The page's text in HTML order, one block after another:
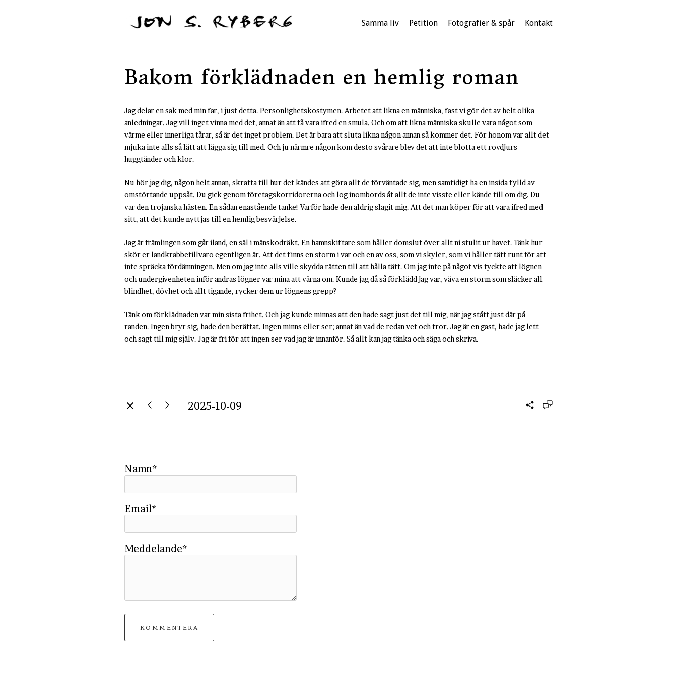
Samma liv Petition Fotografier & spår Kontakt
Bakom förklädnaden en hemlig roman
Jag delar en sak med min far, i just detta. Personlighetskostymen. Arbetet att likna en människa, fast vi gör det av helt olika
anledningar. Jag vill inget vinna med det, annat än att få vara ifred en smula. Och om att likna människa skulle vara något som
värme eller innerliga tårar, så är det inget problem. Det är bara att sluta likna någon annan så kommer det. För honom var allt det
mjuka inte alls så lätt att lägga sig till med. Och ju närmre någon kom desto svårare blev det att inte blotta ett rovdjurs
huggtänder och klor.
Nu hör jag dig, någon helt annan, skratta till hur det kändes att göra allt de förväntade sig, men samtidigt ha en insida fylld av
omstörtande uppsåt. Du gick genom företagskorridorerna och log inombords åt allt de inte visste eller kände till om dig. Du
var den trojanska hästen. En sådan enastående tanke! Varför hade den aldrig slagit mig. Att det man köper för att vara ifred med
sitt, att det kunde nyttjas till en hemlig besvärjelse.
Jag är främlingen som går iland, en säl i mänskodräkt. En hamnskiftare som håller domslut över allt ni stulit ur havet. Tänk hur
skör er landkrabbetillvaro egentligen är. Att det finns en storm i var och en av oss, som vi skyler, som vi håller tätt runt för att
inte spräcka fördämningen. Men om jag inte alls ville skydda rätten till att hålla tätt. Om jag inte på något vis tyckte att lögnen
och undergivenheten inför andras lögner var mina att värna om. Kunde jag då så förklädd jag var, väva en storm som släcker all
blindhet, dövhet och allt tigande, rycker dem ur lögnens grepp?
Tänk om förklädnaden var min sista frihet. Och jag kunde minnas att den hade sagt just det till mig, när jag stått just där på
randen. Ingen bryr sig, hade den berättat. Ingen minns eller ser; annat än vad de redan vet och tror. Jag är en gast, hade jag lett
och sagt till mig själv. Jag är fri för att ingen ser vad jag är innanför. Så allt kan jag tänka och säga och skriva.
2025-10-09
Namn*
Email*
Meddelande*
KOMMENTERA